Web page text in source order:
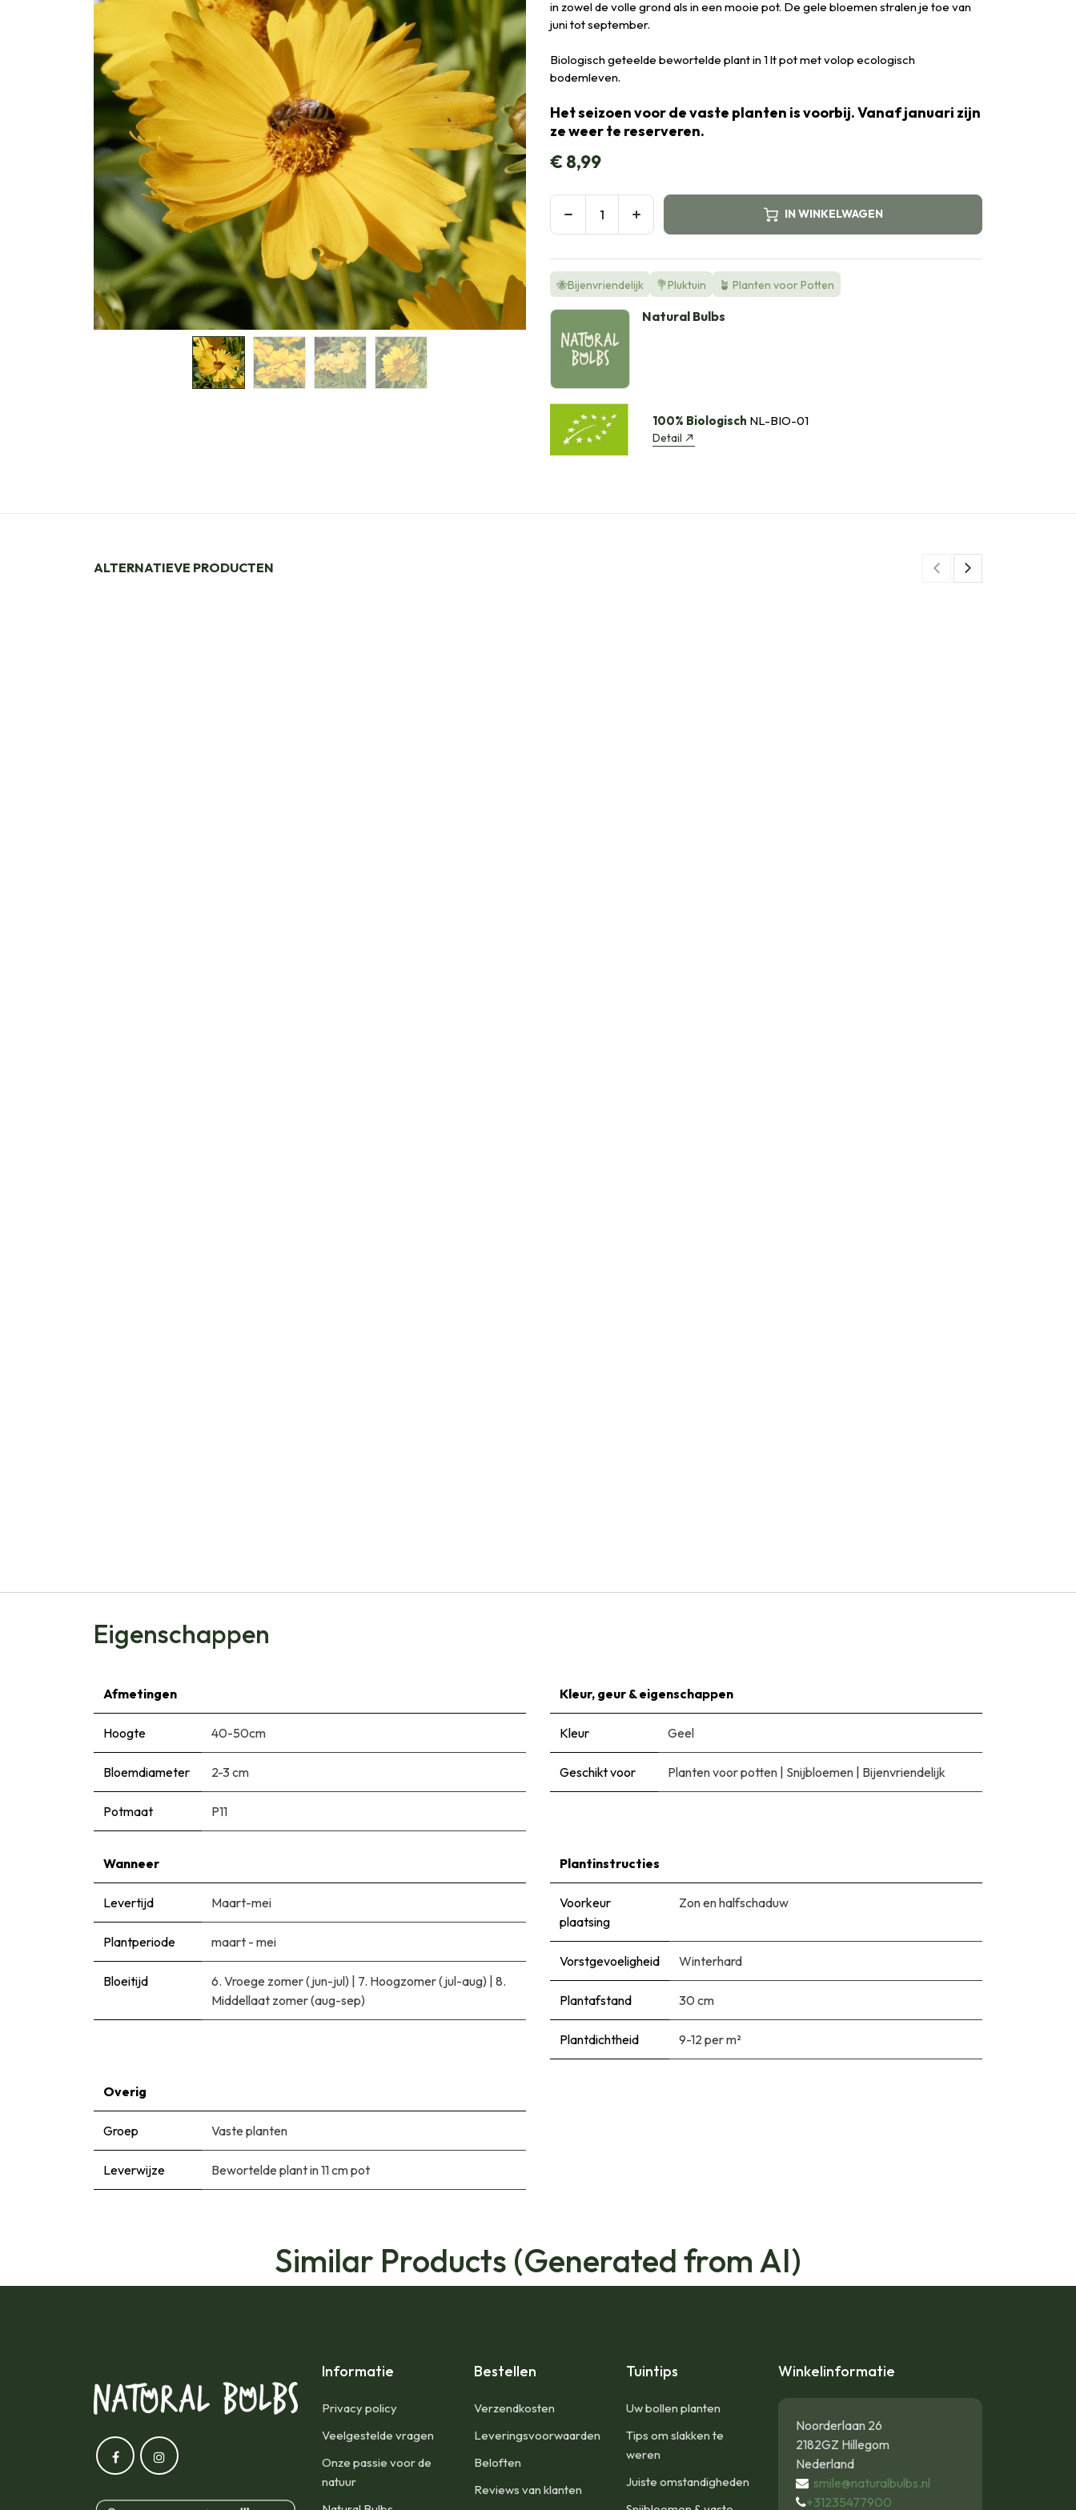
in zowel de volle grond als in een mooie pot. De gele bloemen stralen je toe van
juni tot september.
Biologisch geteelde bewortelde plant in 1 lt pot met volop ecologisch
bodemleven.
Het seizoen voor de vaste planten is voorbij. Vanaf januari zijn
ze weer te reserveren.
€8,99
IN WINKELWAGEN
🐝Bijenvriendelijk 💐Pluktuin 🪴 Planten voor Potten
Natural Bulbs
100% Biologisch NL-BIO-01
Detail
ALTERNATIEVE PRODUCTEN
Eigenschappen
Afmetingen
Hoogte 40-50cm
Bloemdiameter 2-3 cm
Potmaat P11
Kleur, geur & eigenschappen
Kleur Geel
Geschikt voor Planten voor potten | Snijbloemen | Bijenvriendelijk
Wanneer
Levertijd Maart-mei
Plantperiode maart - mei
Bloeitijd 6. Vroege zomer (jun-jul) | 7. Hoogzomer (jul-aug) | 8.
Middellaat zomer (aug-sep)
Plantinstructies
Voorkeur
plaatsing
Zon en halfschaduw
Vorstgevoeligheid Winterhard
Plantafstand 30 cm
Plantdichtheid 9-12 per m²
Overig
Groep Vaste planten
Leverwijze Bewortelde plant in 11 cm pot
Similar Products (Generated from AI)
Informatie
Privacy policy
Veelgestelde vragen
Onze passie voor de
natuur
Bestellen
Verzendkosten
Leveringsvoorwaarden
Beloften
Reviews van klanten
Tuintips
Uw bollen planten
Tips om slakken te
weren
Juiste omstandigheden
Winkelinformatie
Noorderlaan 26
2182GZ Hillegom
Nederland
smile@naturalbulbs.nl
+31235477900